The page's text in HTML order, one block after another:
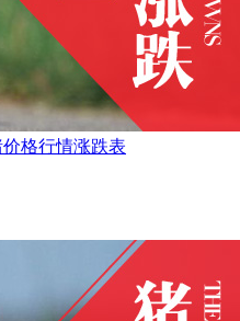
格行情涨跌表